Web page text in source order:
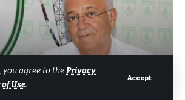
agree to thePrivacy
of Use.
Accept
SPOR
tecrübeli